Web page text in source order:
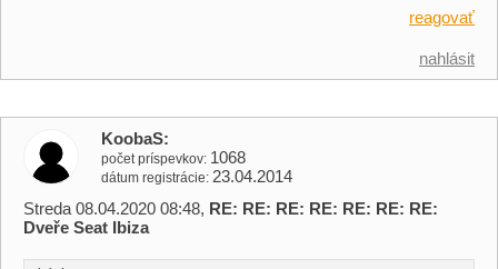
reagovať
nahlásit
KoobaS
počet príspevkov 1068
dátum registrácie 23.04.2014
Streda 08.04.2020 08:48, RE: RE: RE: RE: RE: RE: RE:
Dveře Seat Ibiza